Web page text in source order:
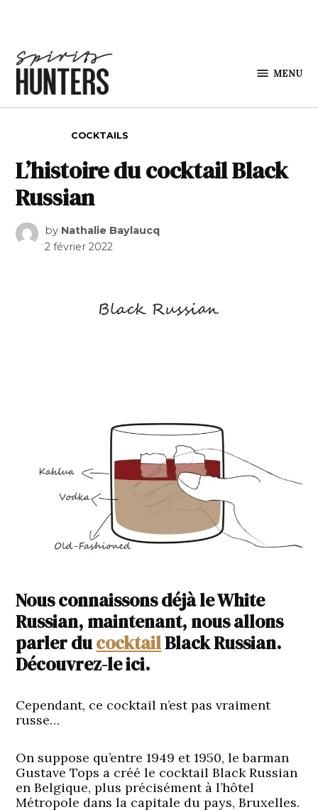
MENU
COCKTAILS
L’histoire du cocktail Black
Russian
by Nathalie Baylaucq
2 février 2022
Nous connaissons déjà le White
Russian, maintenant, nous allons
parler ducocktailBlack Russian.
Découvrez-le ici.
Cependant, ce cocktail n’est pas vraiment
russe…
On suppose qu’entre 1949 et 1950, le barman
Gustave Tops a créé le cocktail Black Russian
en Belgique, plus précisément à l’hôtel
Métropole dans la capitale du pays, Bruxelles.